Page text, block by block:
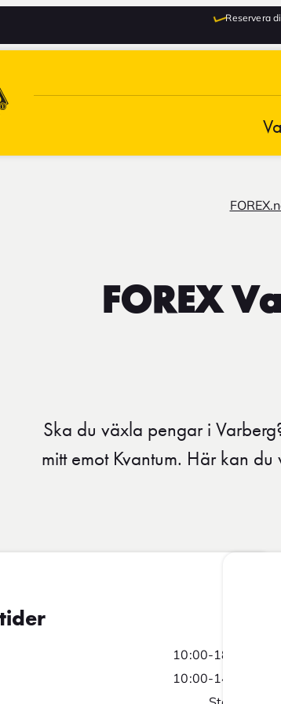
Reservera
FOREX
Ska du växla pengar i
mitt emot Kvantum. Här kan
10:00-18:00
10:00-14:00